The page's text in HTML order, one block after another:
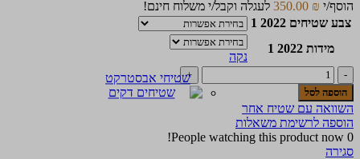
שטיחי אבסטרקט
הוסף/י
350.00 ₪
לעגלה וקבל/י משלוח חינם!
צבע שטיחים 2022 1
מידות 2022 1
נקה
כמות
של
שטיח
קלאסי
אנטוליאן
32
הוספה לסל
השוואה עם שטיח אחר
הוספה לרשימת משאלות
0
People watching this product now!
סגירה